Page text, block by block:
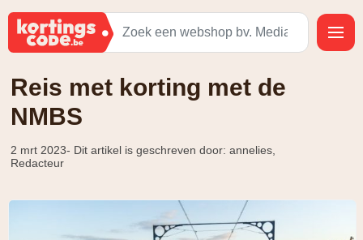
Reis met korting met de
NMBS
2 mrt 2023- Dit artikel is geschreven door: annelies,
Redacteur